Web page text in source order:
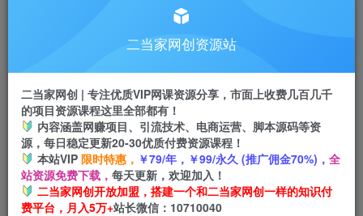
此内容为付费阅读，请付费后查看
9.9
怀旧情怀项目轻松实现高销量，一部手机实现日入200+【揭
秘】
二当家网创资源站
二当家网创 | 专注优质VIP网课资源分享，市面上收费几百几千
的项目资源课程这里全部都有！
内容涵盖网赚项目、引流技术、电商运营、脚本源码等资
源，每日稳定更新20-30优质付费资源课程！
本站VIP 限时特惠， ￥79/年，￥99/永久 (推广佣金70%)， 全
站资源免费下载， 每天更新，欢迎加入！
二当家网创开放加盟，搭建一个和二当家网创一样的知识付
费平台，月入5万+站长微信：10710040